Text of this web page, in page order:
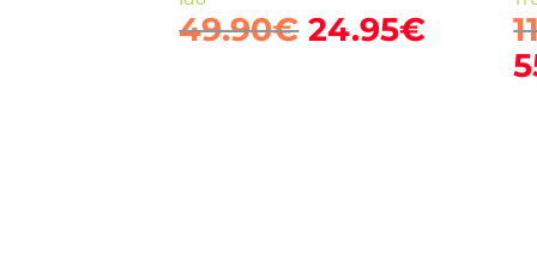
49.90€ Il
24.95€Il